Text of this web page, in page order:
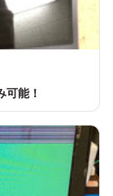
能！